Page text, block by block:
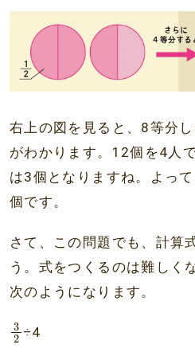
右上の図を見ると、8等分
がわかります。12個を4人
は3個となりますね。よっ
個です。
さて、この問題でも、計算
う。式をつくるのは難しく
次のようになります。
3
2
3 2
÷4